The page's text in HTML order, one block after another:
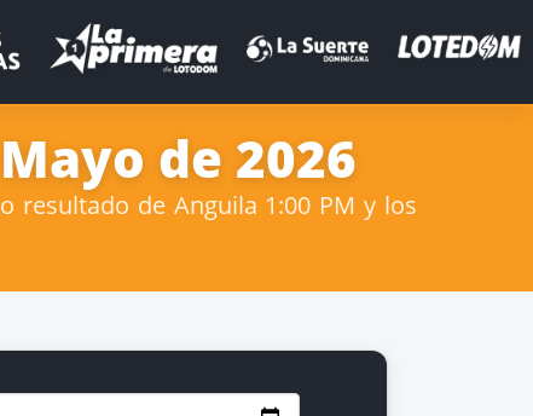
de 2026
resultado de Anguila 1:00 PM y los